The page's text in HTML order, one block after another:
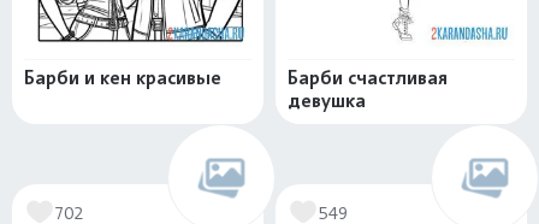
Барби и кен красивые
Барби счастливая
девушка
702 549